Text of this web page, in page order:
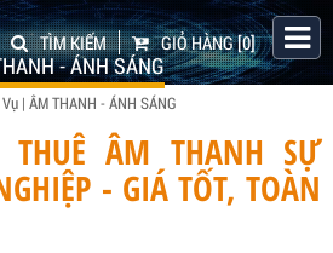
GIỎ HÀNG[0]
TÌM KIẾM
- ÁNH SÁNG
| ÂM THANH - ÁNH SÁNG
THUÊ ÂM THANH SỰ
- GIÁ TỐT, TOÀN